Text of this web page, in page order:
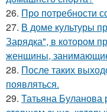
26. Про потребности
27. В доме культуры
Зарядка", в котором
женщины,
28. После таких
появляться.
29. Татьяна Буланова